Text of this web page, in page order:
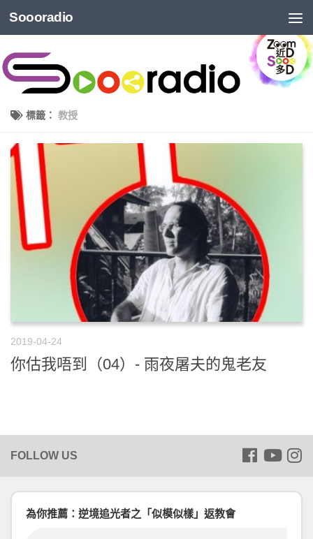
Soooradio
標籤： 教授
2019-04-24
你估我唔到（04）- 雨夜屠夫的鬼老友
為你推薦：逆境追光者之「似模似樣」返教會